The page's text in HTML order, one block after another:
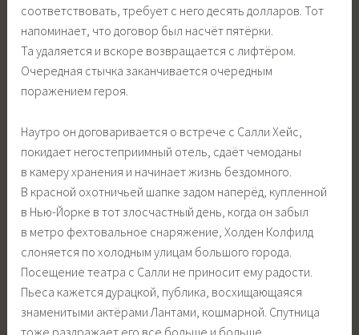
соответствовать, требует с него десять долларов. Тот
напоминает, что договор был насчёт пятёрки.
Та удаляется и вскоре возвращается с лифтёром.
Очередная стычка заканчивается очередным
поражением героя.
Наутро он договаривается о встрече с Салли Хейс,
покидает негостеприимный отель, сдаёт чемоданы
в камеру хранения и начинает жизнь бездомного.
В красной охотничьей шапке задом наперёд, купленной
в Нью-Йорке в тот злосчастный день, когда он забыл
в метро фехтовальное снаряжение, Холден Колфилд
слоняется по холодным улицам большого города.
Посещение театра с Салли не приносит ему радости.
Пьеса кажется дурацкой, публика, восхищающаяся
знаменитыми актёрами Лантами, кошмарной. Спутница
тоже раздражает его все больше и больше.